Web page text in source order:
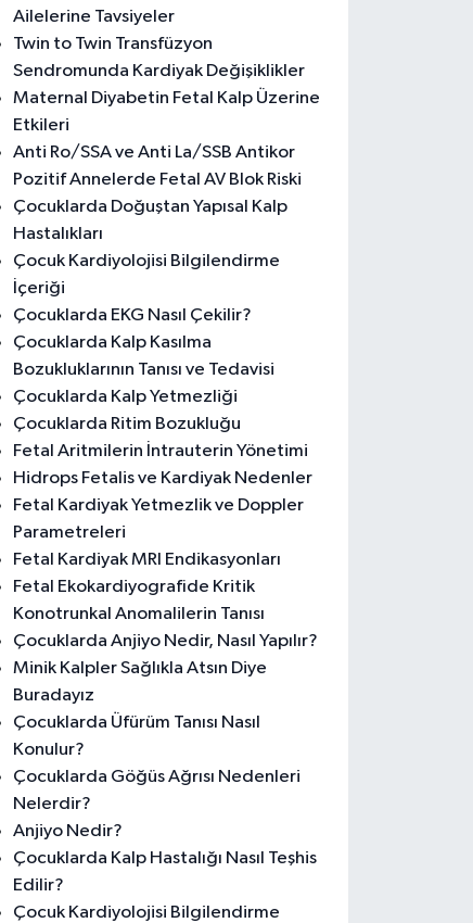
Ailelerine Tavsiyeler
Twin to Twin Transfüzyon
Sendromunda Kardiyak Değişiklikler
Maternal Diyabetin Fetal Kalp Üzerine
Etkileri
Anti Ro/SSA ve Anti La/SSB Antikor
Pozitif Annelerde Fetal AV Blok Riski
Çocuklarda Doğuştan Yapısal Kalp
Hastalıkları
Çocuk Kardiyolojisi Bilgilendirme
İçeriği
Çocuklarda EKG Nasıl Çekilir?
Çocuklarda Kalp Kasılma
Bozukluklarının Tanısı ve Tedavisi
Çocuklarda Kalp Yetmezliği
Çocuklarda Ritim Bozukluğu
Fetal Aritmilerin İntrauterin Yönetimi
Hidrops Fetalis ve Kardiyak Nedenler
Fetal Kardiyak Yetmezlik ve Doppler
Parametreleri
Fetal Kardiyak MRI Endikasyonları
Fetal Ekokardiyografide Kritik
Konotrunkal Anomalilerin Tanısı
Çocuklarda Anjiyo Nedir, Nasıl Yapılır?
Minik Kalpler Sağlıkla Atsın Diye
Buradayız
Çocuklarda Üfürüm Tanısı Nasıl
Konulur?
Çocuklarda Göğüs Ağrısı Nedenleri
Nelerdir?
Anjiyo Nedir?
Çocuklarda Kalp Hastalığı Nasıl Teşhis
Edilir?
Çocuk Kardiyolojisi Bilgilendirme